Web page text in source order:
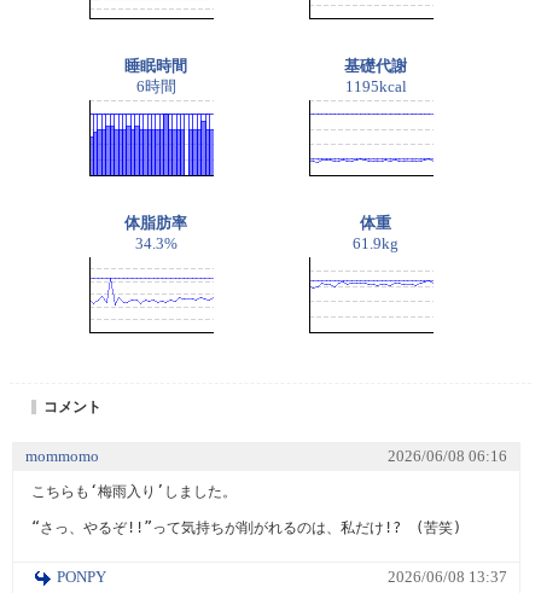
睡眠時間
6時間
基礎代謝
1195kcal
体脂肪率
34.3%
体重
61.9kg
コメント
mommomo 2026/06/08 06:16
こちらも‘梅雨入り’しました。
“さっ、やるぞ!!”って気持ちが削がれるのは、私だけ!?　(苦笑)
PONPY
2026/06/08 13:37